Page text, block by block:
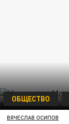
ОБЩЕСТВО
ВЯЧЕСЛАВ ОСИПОВ